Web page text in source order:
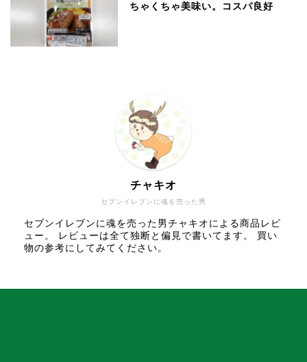
ちゃくちゃ美味い。コスパ良好
セブンイレブンに魂を売った男
チャキオ
セブンイレブンに魂を売った男チャキオによる商品レビ
ュー。 レビューは全て独断と偏見で書いてます。 買い
物の参考にしてみてください。